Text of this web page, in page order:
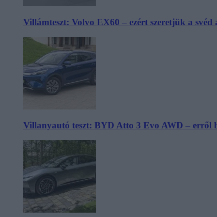
Villámteszt: Volvo EX60 – ezért szeretjük a svéd
Villanyautó teszt: BYD Atto 3 Evo AWD – erről